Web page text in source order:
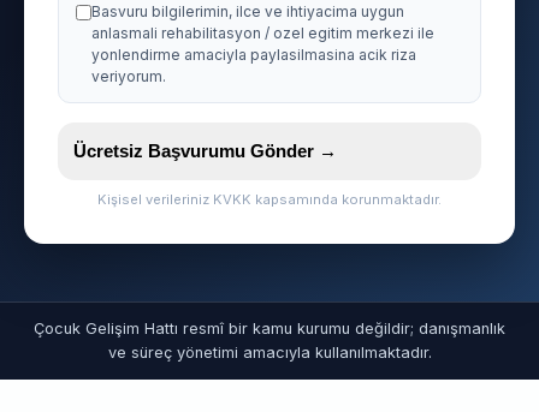
Basvuru bilgilerimin, ilce ve ihtiyacima uygun
anlasmali rehabilitasyon / ozel egitim merkezi ile
yonlendirme amaciyla paylasilmasina acik riza
veriyorum.
Ücretsiz Başvurumu Gönder →
Kişisel verileriniz KVKK kapsamında korunmaktadır.
Çocuk Gelişim Hattı resmî bir kamu kurumu değildir; danışmanlık
ve süreç yönetimi amacıyla kullanılmaktadır.